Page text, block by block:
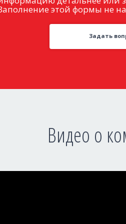
этой формы не
Задать
Видео о